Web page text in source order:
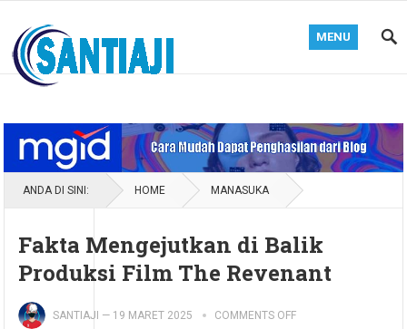
MENU
ANDA DI SINI: HOME MANASUKA
Fakta Mengejutkan di Balik
Produksi Film The Revenant
SANTIAJI — 19 MARET 2025 COMMENTS OFF